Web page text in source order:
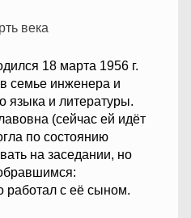
века
18 марта 1956 г.
семье инженера и
языка и литературы.
(сейчас ей идёт
по состоянию
на заседании, но
работал с её сыном.